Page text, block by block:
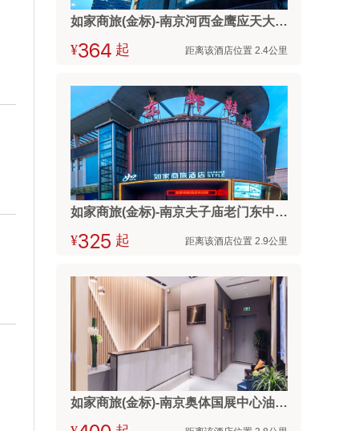
如家商旅(金标)-南京河西金鹰应天大街地铁站店
¥ 起 距离该酒店位置 2.4公里
如家商旅(金标)-南京夫子庙老门东中华门地铁站店
¥ 起 距离该酒店位置 2.9公里
如家商旅(金标)-南京奥体国展中心油坊桥地铁站店